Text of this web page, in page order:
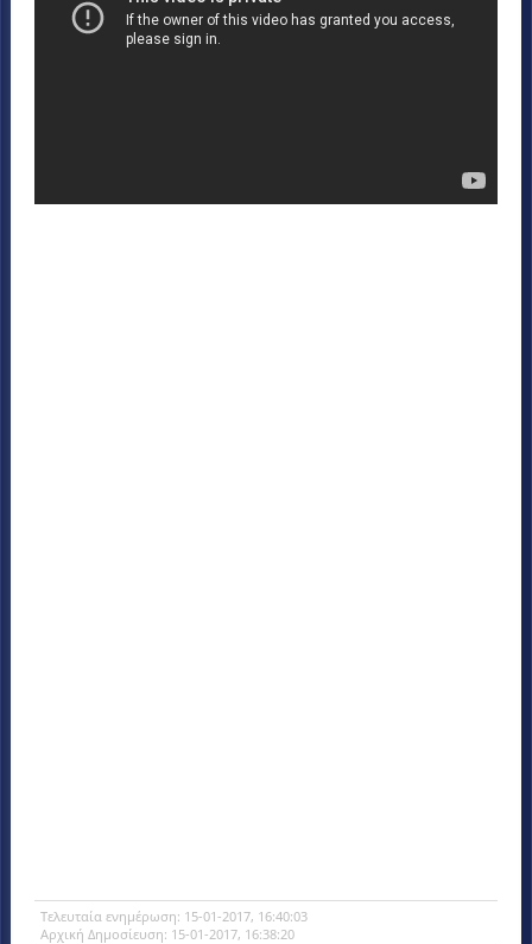
Tελευταία ενημέρωση: 15-01-2017, 16:40:03
Αρχική Δημοσίευση: 15-01-2017, 16:38:20